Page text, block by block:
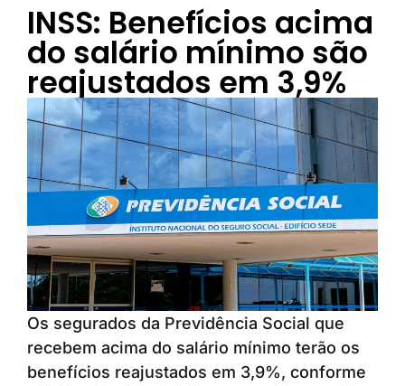
INSS: Benefícios acima
do salário mínimo são
reajustados em 3,9%
Os segurados da Previdência Social que
recebem acima do salário mínimo terão os
benefícios reajustados em 3,9%, conforme